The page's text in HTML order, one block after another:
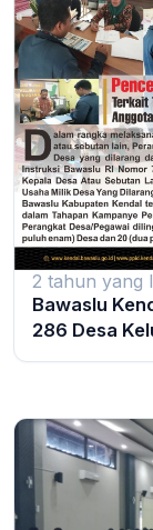
2 tahun yang
Bawaslu
286 Desa